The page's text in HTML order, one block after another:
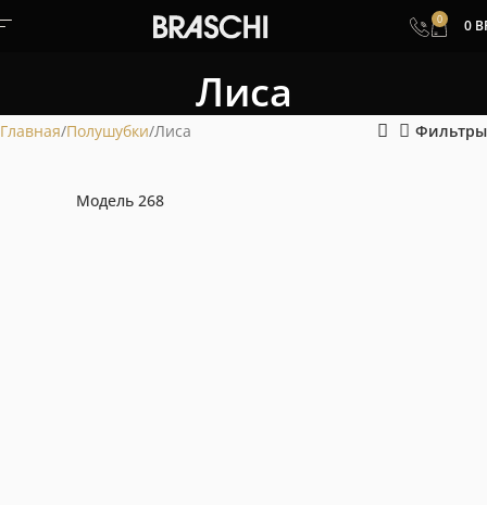
0 0
Лиса
Главная Полушубки Лиса Фильтры
Модель 268